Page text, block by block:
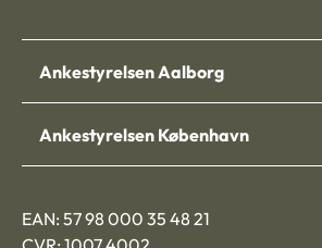
Ankestyrelsen Aalborg
Ankestyrelsen København
EAN: 57 98 000 35 48 21